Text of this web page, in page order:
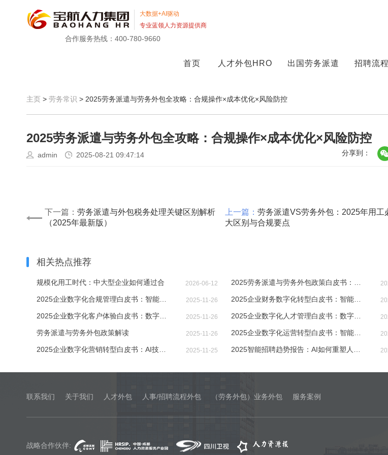
大数据+AI驱动
专业蓝领人力资源提供商
合作服务热线：400-780-9660
首页 人才外包HRO 出国劳务派遣 招聘流
主页 > 劳务常识 > 2025劳务派遣与劳务外包全攻略：合规操作×成本优化×风险防控
2025劳务派遣与劳务外包全攻略：合规操作×成本优化×风险防控
admin 2025-08-21 09:47:14 分享到：
下一篇： 劳务派遣与外包税务处理关键区别解析
（2025年最新版）
上一篇： 劳务派遣VS劳务外包：2025年用工
大区别与合规要点
相关热点推荐
规模化用工时代：中大型企业如何通过合 2026-06-12 2025劳务派遣与劳务外包政策白皮书：新法
2025企业数字化合规管理白皮书：智能技术 2025-11-26 2025企业财务数字化转型白皮书：智能技术
2025企业数字化客户体验白皮书：数字技术 2025-11-26 2025企业数字化人才管理白皮书：数字化转
劳务派遣与劳务外包政策解读 2025-11-26 2025企业数字化运营转型白皮书：智能技术
2025企业数字化营销转型白皮书：AI技术如 2025-11-25 2025智能招聘趋势报告：AI如何重塑人才获
联系我们 关于我们 人才外包 人事/招聘流程外包 （劳务外包）业务外包 服务案例
战略合作伙伴: